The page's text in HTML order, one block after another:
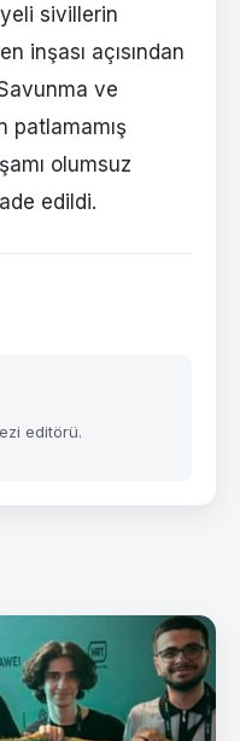
sivillerin
inşası açısından
ve
patlamamış
olumsuz
edildi.
editörü.